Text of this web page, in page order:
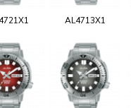
AL4713X1